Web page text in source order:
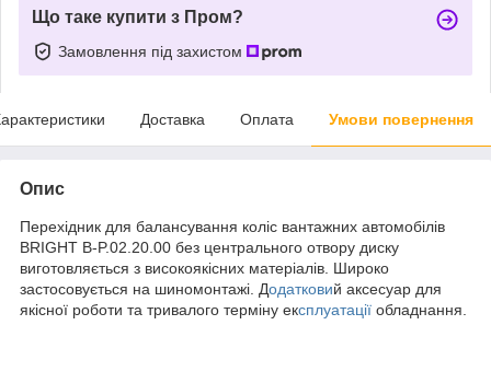
Що таке купити з Пром?
Замовлення під захистом
Доставка Оплата Умови повернення
Опис
Перехідник для балансування коліс вантажних автомобілів
BRIGHT B-P.02.20.00 без центрального отвору диску
виготовляється з високоякісних матеріалів. Широко
застосовується на шиномонтажі. Додатковий аксесуар для
якісної роботи та тривалого терміну експлуатації обладнання.